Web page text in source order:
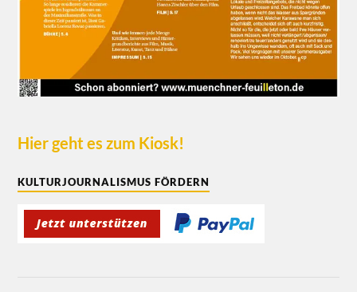
Hier geht es zum Kiosk!
KULTURJOURNALISMUS FÖRDERN